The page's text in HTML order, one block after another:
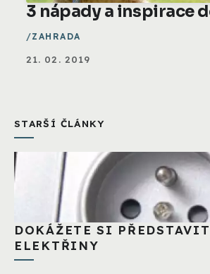
3 nápady a inspirace
ZAHRADA
21. 02. 2019
STARŠÍ ČLÁNKY
DOKÁŽETE SI
ELEKTŘINY